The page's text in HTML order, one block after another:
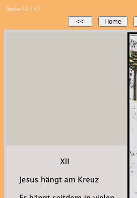
Seite 42 / 47